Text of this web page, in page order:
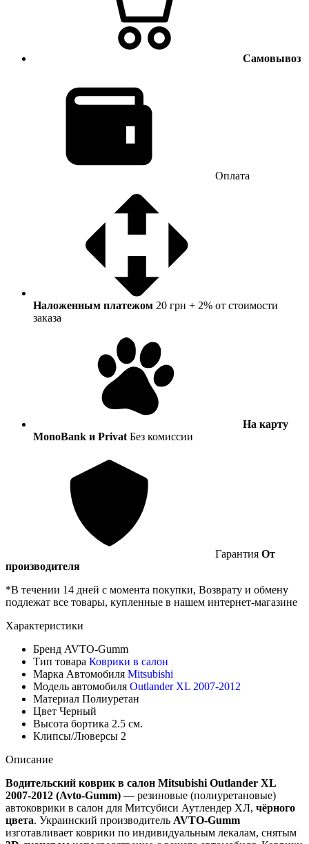
Самовывоз
Оплата
Наложенным платежом 20 грн + 2% от стоимости
заказа
На карту
MonoBank и Privat Без комиссии
Гарантия От
производителя
*В течении 14 дней с момента покупки, Возврату и обмену
подлежат все товары, купленные в нашем интернет-магазине
Характеристики
Бренд AVTO-Gumm
Тип товара Коврики в салон
Марка Автомобиля Mitsubishi
Модель автомобиля Outlander XL 2007-2012
Материал Полиуретан
Цвет Черный
Высота бортика 2.5 см.
Клипсы/Люверсы 2
Описание
Водительский коврик в салон Mitsubishi Outlander XL
2007-2012 (Avto-Gumm) — резиновые (полиуретановые)
автоковрики в салон для Митсубиси Аутлендер ХЛ, чёрного
цвета. Украинский производитель AVTO-Gumm
изготавливает коврики по индивидуальным лекалам, снятым